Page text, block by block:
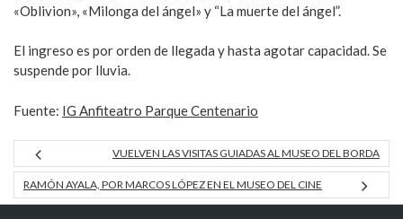
«Oblivion», «Milonga del ángel» y “La muerte del ángel”.
El ingreso es por orden de llegada y hasta agotar capacidad. Se
suspende por lluvia.
Fuente: IG Anfiteatro Parque Centenario
VUELVEN LAS VISITAS GUIADAS AL MUSEO DEL BORDA
RAMÓN AYALA, POR MARCOS LÓPEZ EN EL MUSEO DEL CINE